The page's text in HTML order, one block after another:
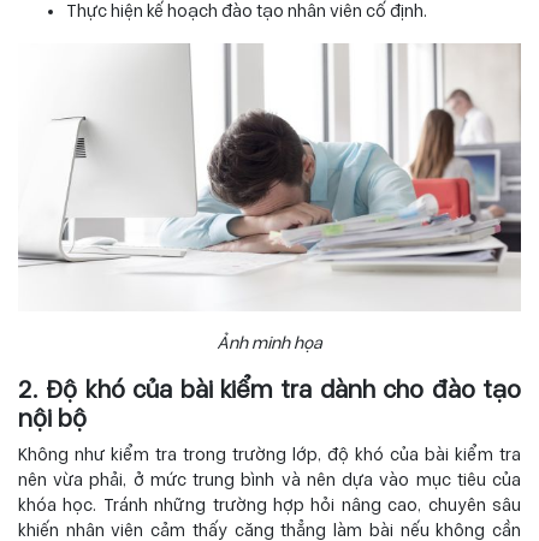
Thực hiện kế hoạch đào tạo nhân viên cố định.
Ảnh minh họa
2. Độ khó của bài kiểm tra dành cho đào tạo
nội bộ
Không như kiểm tra trong trường lớp, độ khó của bài kiểm tra
nên vừa phải, ở mức trung bình và nên dựa vào mục tiêu của
khóa học. Tránh những trường hợp hỏi nâng cao, chuyên sâu
khiến nhân viên cảm thấy căng thẳng làm bài nếu không cần